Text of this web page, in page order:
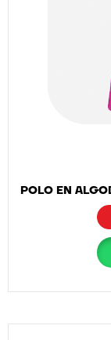
POLO EN